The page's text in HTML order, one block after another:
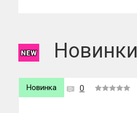
Новинки
0
Новинка